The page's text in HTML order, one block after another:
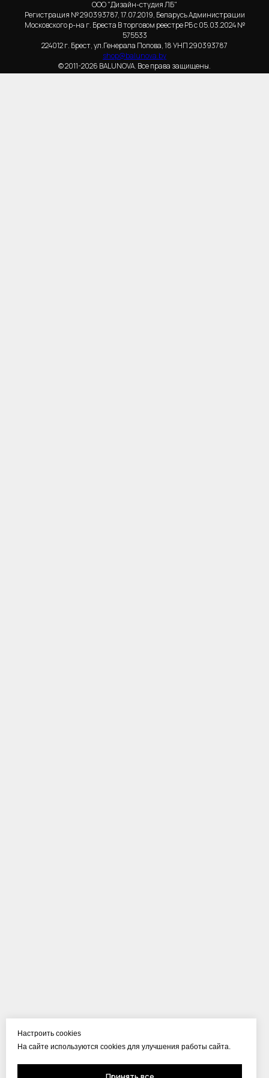
Настроить cookies
На сайте используются cookies для улучшения работы сайта.
ООО "Дизайн-студия ЛБ"
Регистрация № 290393787, 17.07.2019, Беларусь Администрации
Московского р-на г. Бреста В торговом реестре РБ с 05.03.2024 №
575533
224012 г. Брест, ул.Генерала Попова, 18 УНП 290393787
shop@balunova.by
© 2011-2026 BALUNOVA. Все права защищены.